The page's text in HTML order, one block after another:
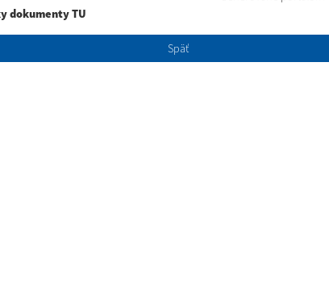
dokumenty TU
Späť